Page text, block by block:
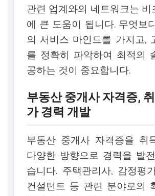
관련 업계와의 네트워크는 비
에 큰 도움이 됩니다. 무엇보
의 서비스 마인드를 가지고,
를 정확히 파악하여 최적의
공하는 것이 중요합니다.
부동산 중개사 자격증,
가 경력 개발
부동산 중개사 자격증을 취
다양한 방향으로 경력을 발
습니다. 주택관리사, 감정평
컨설턴트 등 관련 분야로의